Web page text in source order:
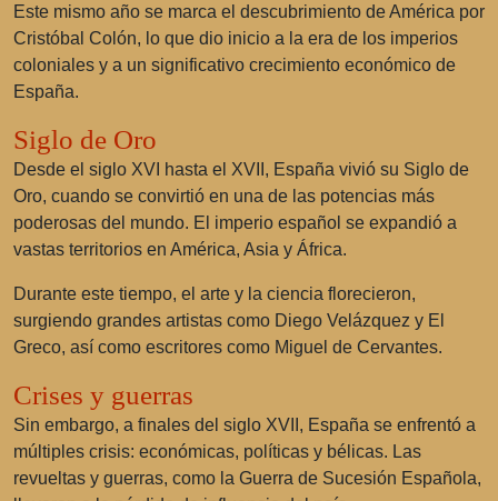
Este mismo año se marca el descubrimiento de América por
Cristóbal Colón, lo que dio inicio a la era de los imperios
coloniales y a un significativo crecimiento económico de
España.
Siglo de Oro
Desde el siglo XVI hasta el XVII, España vivió su Siglo de
Oro, cuando se convirtió en una de las potencias más
poderosas del mundo. El imperio español se expandió a
vastas territorios en América, Asia y África.
Durante este tiempo, el arte y la ciencia florecieron,
surgiendo grandes artistas como Diego Velázquez y El
Greco, así como escritores como Miguel de Cervantes.
Crises y guerras
Sin embargo, a finales del siglo XVII, España se enfrentó a
múltiples crisis: económicas, políticas y bélicas. Las
revueltas y guerras, como la Guerra de Sucesión Española,